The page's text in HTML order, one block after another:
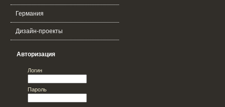
Германия
Дизайн-проекты
Авторизация
Логин
Пароль